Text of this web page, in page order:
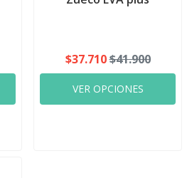
$37.710$41.900
VER OPCIONES